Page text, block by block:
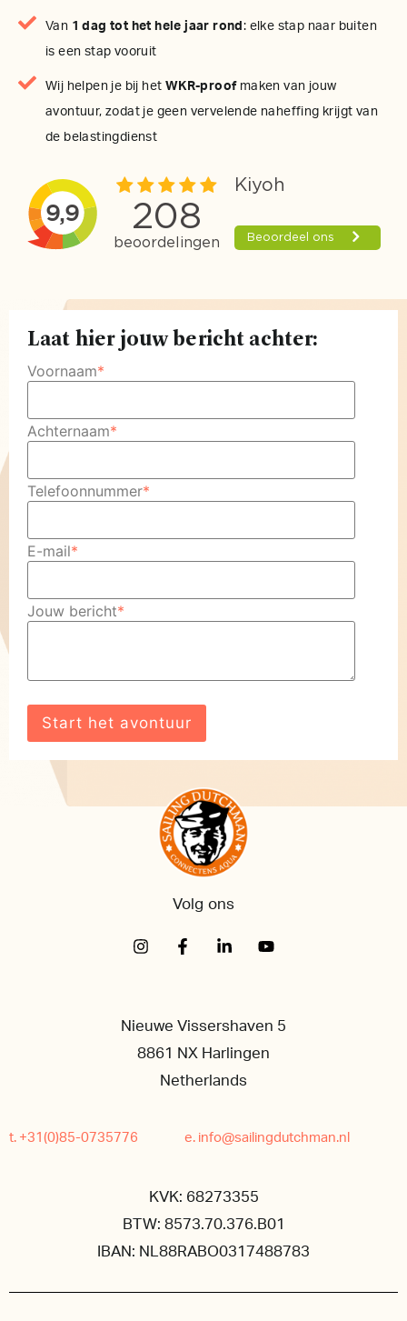
Van 1 dag tot het hele jaar rond : elke stap naar buiten
is een stap vooruit
Wij helpen je bij het WKR-proofmaken van jouw
avontuur, zodat je geen vervelende naheffing krijgt van
de belastingdienst
Laat hier jouw bericht achter:
Voornaam*
Achternaam*
Telefoonnummer*
E-mail*
Jouw bericht*
Volg ons
Nieuwe Vissershaven 5
8861 NX Harlingen
Netherlands
t. +31(0)85-0735776 e. info@sailingdutchman.nl
KVK: 68273355
BTW: 8573.70.376.B01
IBAN: NL88RABO0317488783